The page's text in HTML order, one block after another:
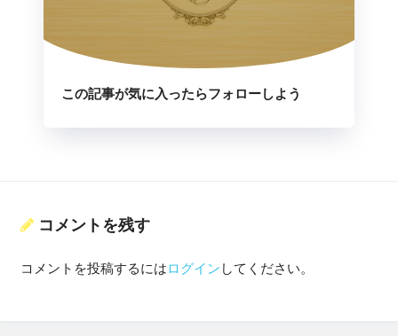
この記事が気に入ったらフォローしよう
コメントを残す
コメントを投稿するにはログイン してください。